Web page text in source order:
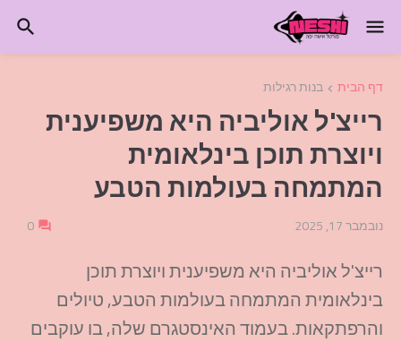
דף הבית בנות רגילות
רייצ'ל אוליביה היא משפיענית
ויוצרת תוכן בינלאומית
המתמחה בעולמות הטבע
נובמבר 17, 2025 0
רייצ'ל אוליביה היא משפיענית ויוצרת תוכן
בינלאומית המתמחה בעולמות הטבע, טיולים
והרפתקאות. בעמוד האינסטגרם שלה, בו עוקבים